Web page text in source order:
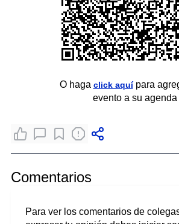
O haga click aquípara
evento a su agenda
Comentarios
Para ver los comentarios de